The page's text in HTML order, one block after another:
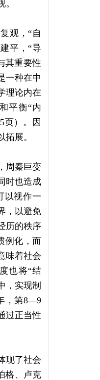
观，“自
平，“导
其重要性
一种在中
理论内在
平衡“内
页）。因
展。
周秦巨变
时也造成
以视作一
，以避免
历的秩序
例化，而
味着社会
也将“结
，实现制
，第8—9
过正当性
现了社会
格、卢克